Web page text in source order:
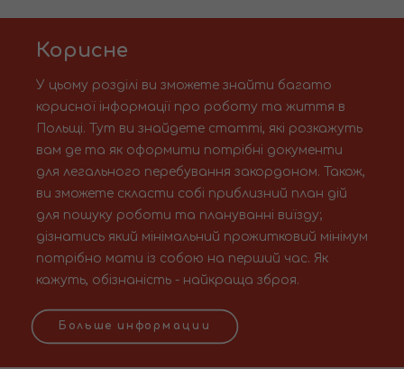
Корисне
У цьому розділі ви зможете знайти багато
корисної інформації про роботу та життя в
Польщі. Тут ви знайдете статті, які розкажуть
вам де та як оформити потрібні документи
для легального перебування закордоном. Також,
ви зможете скласти собі приблизний план дій
для пошуку роботи та плануванні виїзду;
дізнатись який мінімальний прожитковий мінімум
потрібно мати із собою на перший час. Як
кажуть, обізнаність - найкраща зброя.
Больше информации